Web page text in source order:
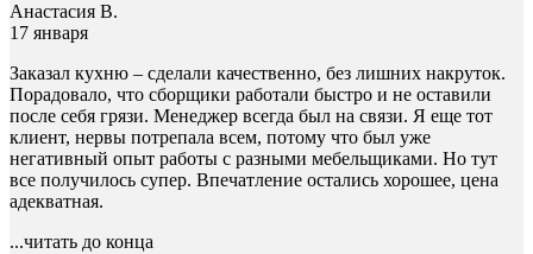
Анастасия В.
17 января
Заказал кухню – сделали качественно, без лишних накруток.
Порадовало, что сборщики работали быстро и не оставили
после себя грязи. Менеджер всегда был на связи. Я еще тот
клиент, нервы потрепала всем, потому что был уже
негативный опыт работы с разными мебельщиками. Но тут
все получилось супер. Впечатление остались хорошее, цена
адекватная.
...читать до конца